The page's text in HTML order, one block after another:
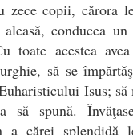
zece copii, cărora
conducea
toate acestea
să se
Isus; să
să spună.
a cărei splendidă